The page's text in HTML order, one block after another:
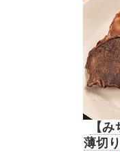
【
薄切